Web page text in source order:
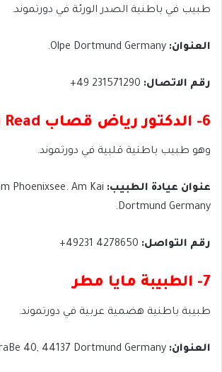
طبيب في باطنية الصدر الورئة في دورتموند.
العنوان:
رقم الاتصال:
6- الدكتور رياض قصاب Kassab Read
وهو طبيب باطنية قلبية في دورتموند.
عنوان عيادة الطبيب: Phoenixsee. Am Kai
Dortmund Germany.
رقم التواصل:
7- الطبيبة مايا مطر
طبيبة باطنية هضمية عربية في دورتموند.
العنوان: